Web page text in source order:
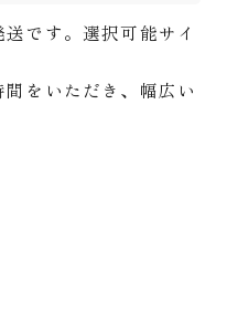
です。選択可能サイ
をいただき、幅広い